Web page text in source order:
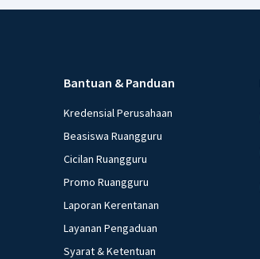
Bantuan & Panduan
Kredensial Perusahaan
Beasiswa Ruangguru
Cicilan Ruangguru
Promo Ruangguru
Laporan Kerentanan
Layanan Pengaduan
Syarat & Ketentuan